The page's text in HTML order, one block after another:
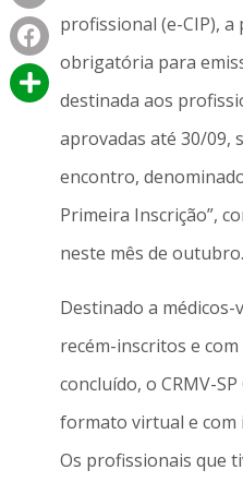
profissional (e-CIP),
obrigatória para
destinada aos
aprovadas até 30/09,
encontro,
Primeira Inscrição”,
neste mês de outubro.
Destinado a
recém-inscritos e
concluído, o CRMV-
formato virtual e com
Os profissionais que